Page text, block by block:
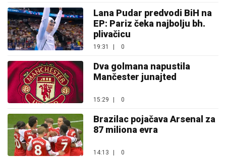
Lana Pudar predvodi BiH na
EP: Pariz čeka najbolju bh.
plivačicu
19:31 | 0
Dva golmana napustila
Mančester junajted
15:29 0
Brazilac pojačava Arsenal za
87 miliona evra
14:13 0